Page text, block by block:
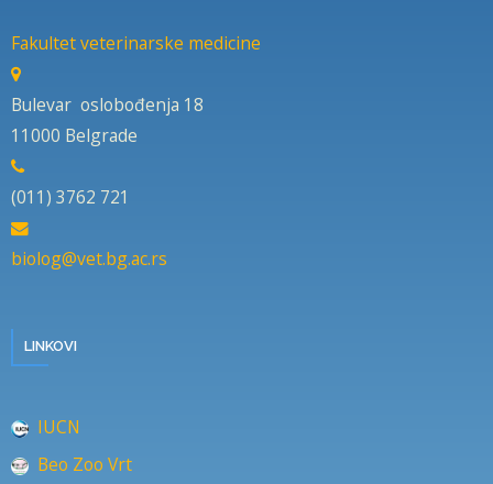
Fakultet veterinarske medicine
Bulevar oslobođenja 18
11000 Belgrade
(011) 3762 721
biolog@vet.bg.ac.rs
LINKOVI
IUCN
Beo Zoo Vrt